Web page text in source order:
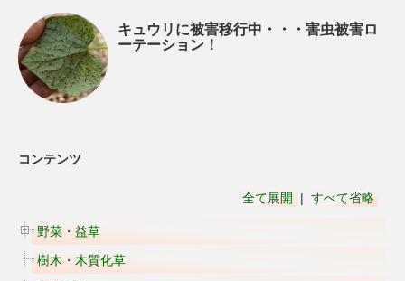
キュウリに被害移行中・・・害虫被害ロ
ーテーション！
コンテンツ
全て展開 | すべて省略
野菜・益草
樹木・木質化草